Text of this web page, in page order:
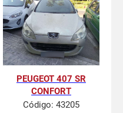
PEUGEOT 407 SR
CONFORT
Código: 43205